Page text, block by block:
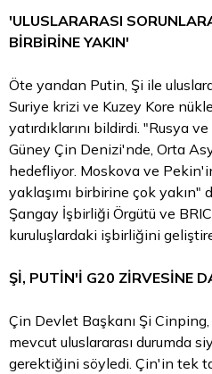
'ULUSLARARASI
BİRBİRİNE YAKIN'
Öte yandan Putin, Şi ile
Suriye krizi ve Kuzey Kore
yatırdıklarını bildirdi. "Rusya
Güney Çin Denizi'nde, Orta
hedefliyor. Moskova ve
yaklaşımı birbirine çok yakın"
Şangay İşbirliği Örgütü ve
kuruluşlardaki işbirliğini
Şİ, PUTİN'İ G20 ZİRVESİNE
Çin Devlet Başkanı Şi
mevcut uluslararası durumda
gerektiğini söyledi. Çin'in tek